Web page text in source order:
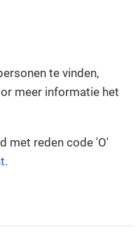
te vinden,
meer informatie het
met reden code 'O'
.